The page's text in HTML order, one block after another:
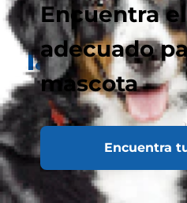
Encuentra
adecuado
mascota
Encuentra
¿Qué es
la Alopecia
En pocas palabras, la
ausencia o pérdida
donde normalmente
manifestarse de las